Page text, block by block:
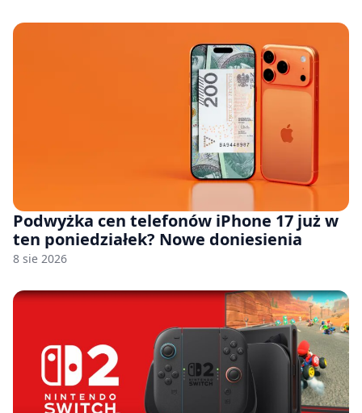
Podwyżka cen telefonów iPhone 17 już w
ten poniedziałek? Nowe doniesienia
8 sie 2026